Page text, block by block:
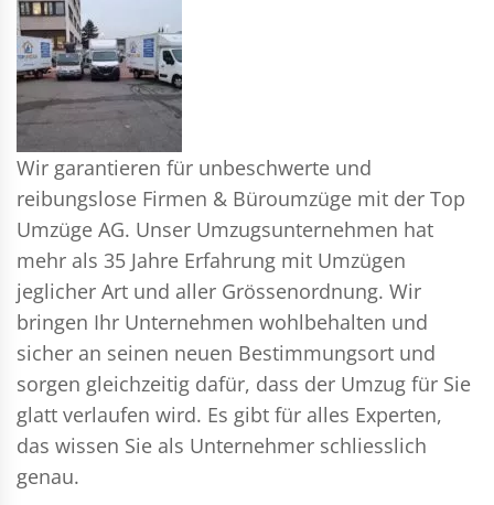
Wir garantieren für unbeschwerte und
reibungslose Firmen & Büroumzüge mit der Top
Umzüge AG. Unser Umzugsunternehmen hat
mehr als 35 Jahre Erfahrung mit Umzügen
jeglicher Art und aller Grössenordnung. Wir
bringen Ihr Unternehmen wohlbehalten und
sicher an seinen neuen Bestimmungsort und
sorgen gleichzeitig dafür, dass der Umzug für Sie
glatt verlaufen wird. Es gibt für alles Experten,
das wissen Sie als Unternehmer schliesslich
genau.